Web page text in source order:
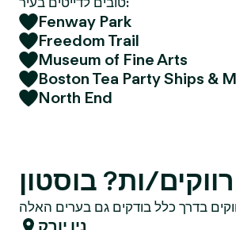
Fenway Park
Freedom Trail
Museum of Fine Arts
Boston Tea Party Ships &
North End
ות? בוסטון
ניו יורק